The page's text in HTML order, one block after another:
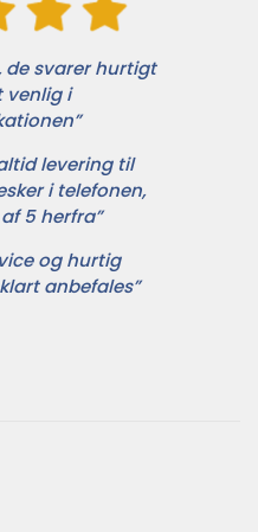
de svarer hurtigt
venlig i
levering til
i telefonen,
5 herfra”
og hurtig
anbefales”